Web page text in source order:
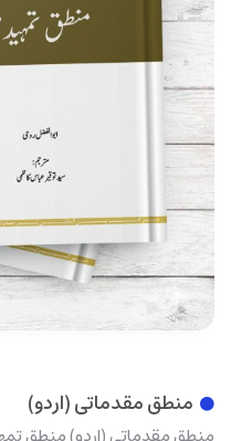
منطق مقدماتی (اردو)